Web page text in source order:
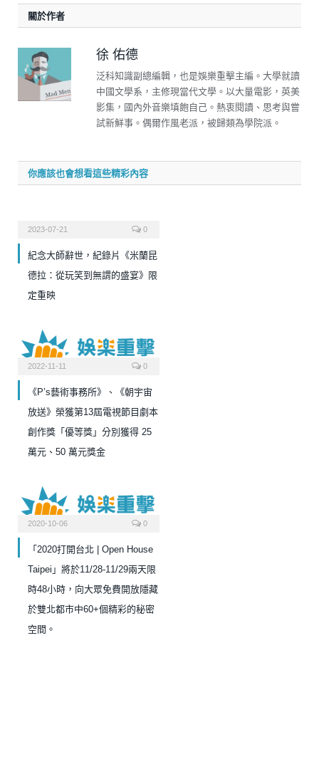
關於作者
徐 佑德
泛科知識副總編輯，也是娛樂重擊主編。大學就讀
中國文學系，主修現當代文學。以大量電影，英美
影集，國內外音樂填飽自己。熱衷閱讀、思考與嘗
試新鮮事。偶爾作風老派，被歸類為學院派。
你應該也會想看這些精彩內容
2023-07-21 0
紀念大師辭世，紀錄片《米蘭昆
德拉：從玩笑到無謂的盛宴》限
定重映
2022-11-11 0
《P’s藝術事務所》、《朝宇宙
放送》榮獲第13屆電視節目劇本
創作獎「優等獎」分別獲得 25
萬元、50 萬元獎金
2020-10-06 0
「2020打開台北 | Open House
Taipei」將於11/28-11/29兩天限
時48小時，向大眾免費開放隱藏
於雙北都市中60+個精彩的秘密
空間。